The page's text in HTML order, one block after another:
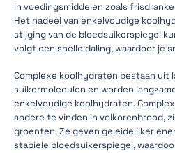
in voedingsmiddelen zoals
Het nadeel van enkelvoudige
stijging van de bloedsuikerspiegel
volgt een snelle daling, waardoor je
Complexe koolhydraten bestaan uit
suikermoleculen en worden
enkelvoudige koolhydraten.
andere te vinden in volkorenbrood,
groenten. Ze geven geleidelijker
stabiele bloedsuikerspiegel,